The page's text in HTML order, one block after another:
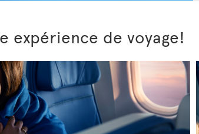
expérience de voyage!